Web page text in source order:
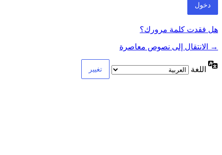
هل فقدت كلمة مرورك؟
→ الانتقال إلى نصوص معاصرة
اللغة